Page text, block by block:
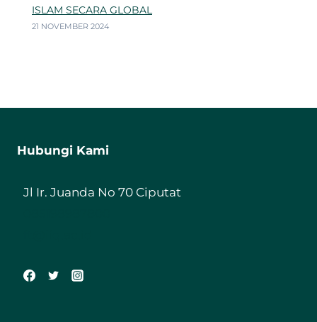
ISLAM SECARA GLOBAL
21 NOVEMBER 2024
Hubungi Kami
Jl Ir. Juanda No 70 Ciputat